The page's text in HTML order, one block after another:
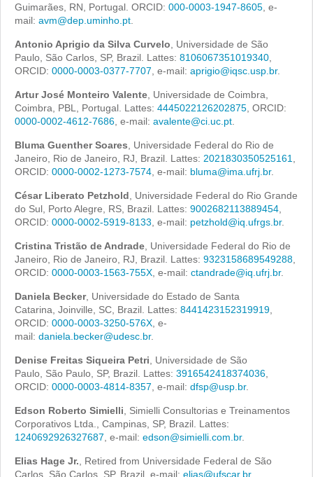
Guimarães, RN, Portugal. ORCID: 000-0003-1947-8605 , e-
mail: avm@dep.uminho.pt
Antonio Aprigio da Silva Curvelo , Universidade de São
Paulo, São Carlos, SP, Brazil. Lattes: 8106067351019340
ORCID: 0000-0003-0377-7707 , e-mail: aprigio@iqsc.usp.br.
Artur José Monteiro Valente , Universidade de Coimbra,
Coimbra, PBL, Portugal. Lattes: 4445022126202875 , ORCID:
0000-0002-4612-7686 , e-mail: avalente@ci.uc.pt
Bluma Guenther Soares , Universidade Federal do Rio de
Janeiro, Rio de Janeiro, RJ, Brazil. Lattes: 2021830350525161
ORCID: 0000-0002-1273-7574 , e-mail: bluma@ima.ufrj.br.
César Liberato Petzhold , Universidade Federal do Rio Grande
do Sul, Porto Alegre, RS, Brazil. Lattes: 9002682113889454
ORCID: 0000-0002-5919-8133 , e-mail: petzhold@iq.ufrgs.br.
Cristina Tristão de Andrade , Universidade Federal do Rio de
Janeiro, Rio de Janeiro, RJ, Brazil. Lattes: 9323158689549288
ORCID: 0000-0003-1563-755X , e-mail: ctandrade@iq.ufrj.br.
Daniela Becker, Universidade do Estado de Santa
Catarina, Joinville, SC, Brazil. Lattes: 8441423152319919
ORCID: 0000-0003-3250-576X , e-
mail: daniela.becker@udesc.br.
Denise Freitas Siqueira Petri , Universidade de São
Paulo, São Paulo, SP, Brazil. Lattes: 3916542418374036
ORCID: 0000-0003-4814-8357 , e-mail: dfsp@usp.br.
Edson Roberto Simielli , Simielli Consultorias e Treinamentos
Corporativos Ltda., Campinas, SP, Brazil. Lattes:
1240692926327687 , e-mail: edson@simielli.com.br.
Elias Hage Jr. , Retired from Universidade Federal de São
Carlos, São Carlos, SP, Brazil. e-mail: elias@ufscar.br.